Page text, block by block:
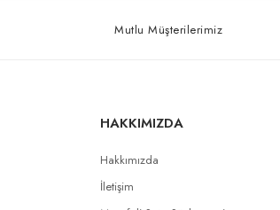
Mutlu Müşterilerimiz
HAKKIMIZDA
Hakkımızda
İletişim